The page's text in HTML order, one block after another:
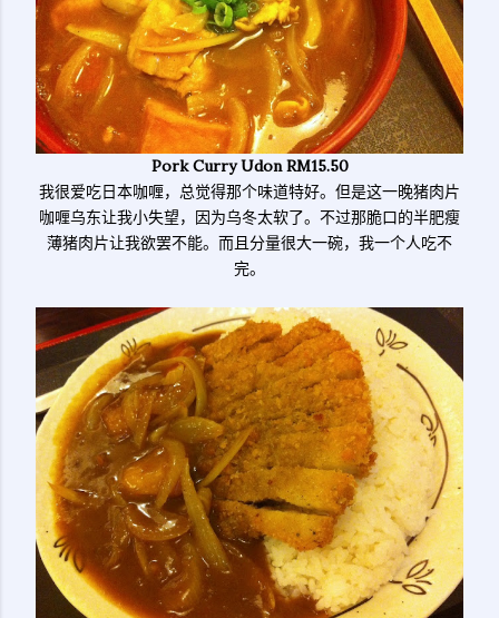
Pork Curry Udon RM15.50
我很爱吃日本咖喱，总觉得那个味道特好。但是这一晚猪肉片
咖喱乌东让我小失望，因为乌冬太软了。不过那脆口的半肥瘦
薄猪肉片让我欲罢不能。而且分量很大一碗，我一个人吃不
完。